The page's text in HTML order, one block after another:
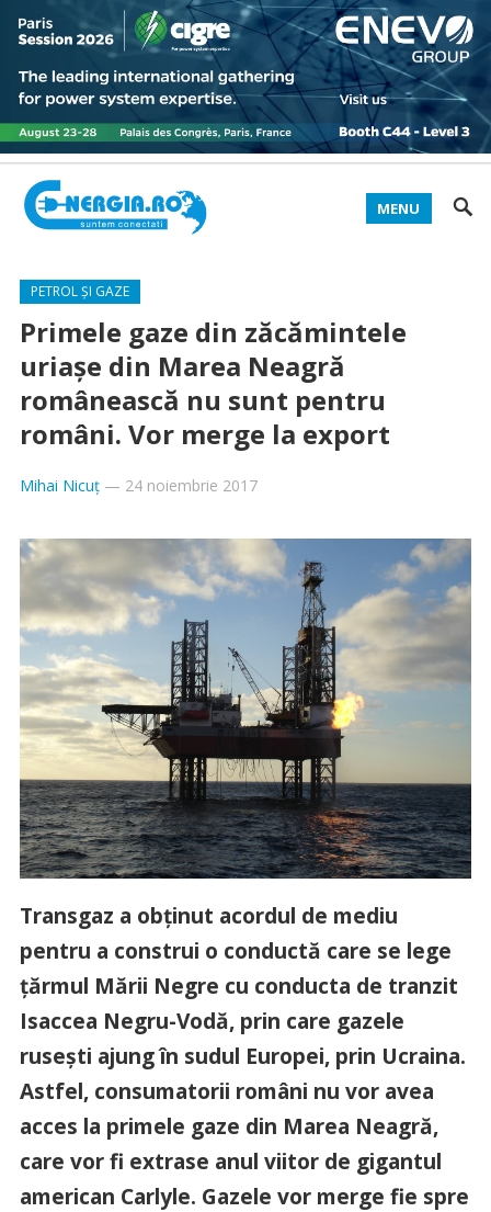
MENU
PETROL ȘI GAZE
Primele gaze din zăcămintele
uriaşe din Marea Neagră
românească nu sunt pentru
români. Vor merge la export
Mihai Nicuț— 24 noiembrie 2017
Transgaz a obţinut acordul de mediu
pentru a construi o conductă care se lege
ţărmul Mării Negre cu conducta de tranzit
Isaccea Negru-Vodă, prin care gazele
ruseşti ajung în sudul Europei, prin Ucraina.
Astfel, consumatorii români nu vor avea
acces la primele gaze din Marea Neagră,
care vor fi extrase anul viitor de gigantul
american Carlyle. Gazele vor merge fie spre